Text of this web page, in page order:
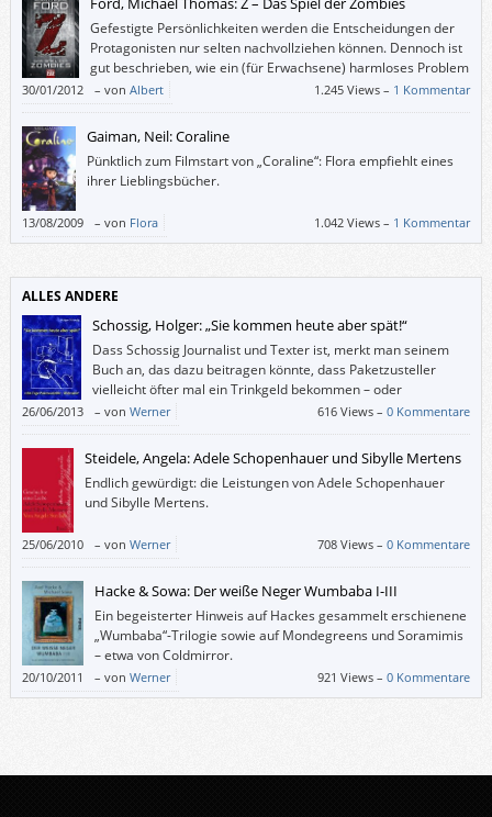
Gefestigte Persönlichkeiten werden die Entscheidungen der
Protagonisten nur selten nachvollziehen können. Dennoch ist
gut beschrieben, wie ein (für Erwachsene) harmloses Problem
durch Gruppendruck, Tabletten, Angst vor Eltern und
Geheimnistuerei zur Katastrophe heranwächst.
30/01/2012 – von Albert 1.245 Views – 1 Kommentar
Gaiman, Neil: Coraline
Pünktlich zum Filmstart von „Coraline“: Flora empfiehlt eines
ihrer Lieblingsbücher.
13/08/2009 – von Flora 1.042 Views – 1 Kommentar
ALLES ANDERE
Schossig, Holger: „Sie kommen heute aber spät!“
Dass Schossig Journalist und Texter ist, merkt man seinem
Buch an, das dazu beitragen könnte, dass Paketzusteller
vielleicht öfter mal ein Trinkgeld bekommen – oder
wenigstens gegrüßt werden.
26/06/2013 – von Werner 616 Views –0 Kommentare
Steidele, Angela: Adele Schopenhauer und Sibylle Mertens
Endlich gewürdigt: die Leistungen von Adele Schopenhauer
und Sibylle Mertens.
25/06/2010 – von Werner 708 Views –0 Kommentare
Hacke & Sowa: Der weiße Neger Wumbaba I-III
Ein begeisterter Hinweis auf Hackes gesammelt erschienene
„Wumbaba“-Trilogie sowie auf Mondegreens und Soramimis
– etwa von Coldmirror.
20/10/2011 – von Werner 921 Views –0 Kommentare